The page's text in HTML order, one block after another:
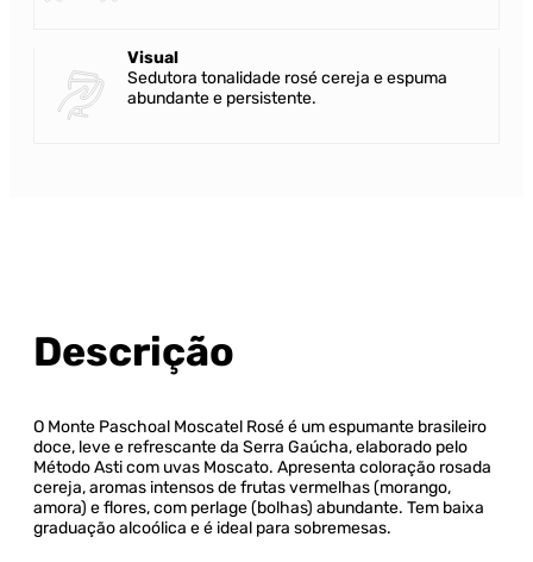
Visual
Sedutora tonalidade rosé cereja e espuma
abundante e persistente.
Descrição
O Monte Paschoal Moscatel Rosé é um espumante brasileiro
doce, leve e refrescante da Serra Gaúcha, elaborado pelo
Método Asti com uvas Moscato. Apresenta coloração rosada
cereja, aromas intensos de frutas vermelhas (morango,
amora) e flores, com perlage (bolhas) abundante. Tem baixa
graduação alcoólica e é ideal para sobremesas.